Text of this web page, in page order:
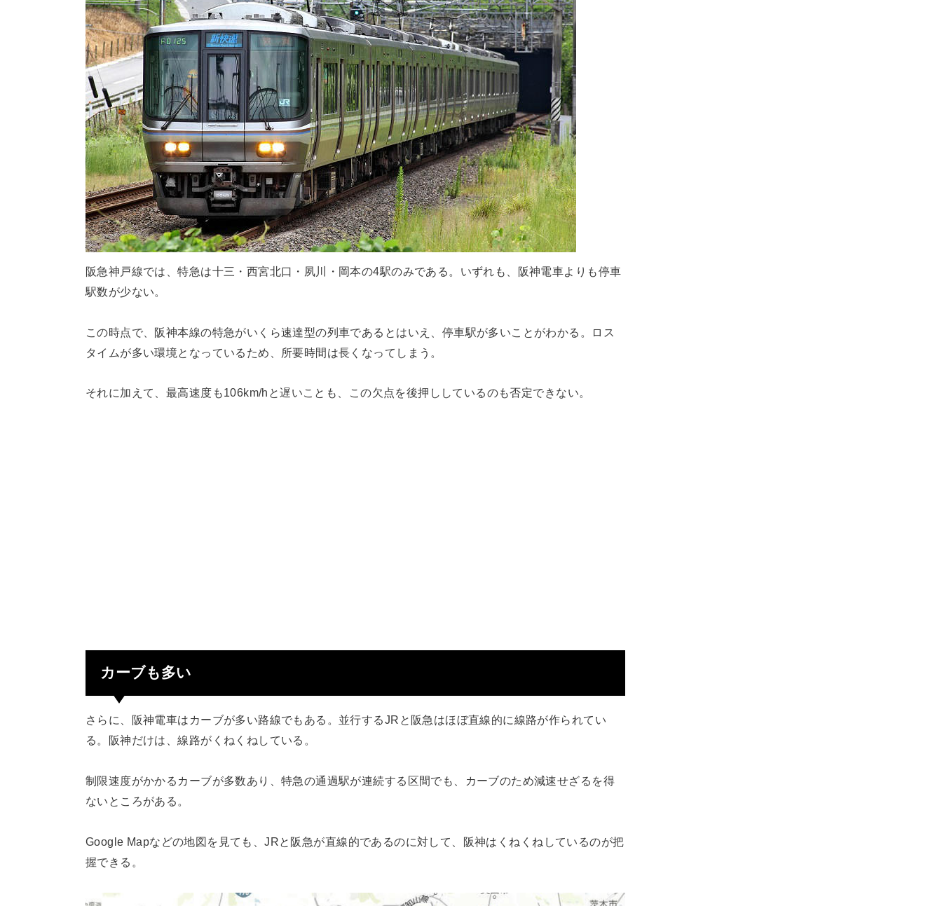
阪急神戸線では、特急は十三・西宮北口・夙川・岡本の4駅のみである。いずれも、阪神電車よりも停車
駅数が少ない。
この時点で、阪神本線の特急がいくら速達型の列車であるとはいえ、停車駅が多いことがわかる。ロス
タイムが多い環境となっているため、所要時間は長くなってしまう。
それに加えて、最高速度も106km/hと遅いことも、この欠点を後押ししているのも否定できない。
カーブも多い
さらに、阪神電車はカーブが多い路線でもある。並行するJRと阪急はほぼ直線的に線路が作られてい
る。阪神だけは、線路がくねくねしている。
制限速度がかかるカーブが多数あり、特急の通過駅が連続する区間でも、カーブのため減速せざるを得
ないところがある。
Google Mapなどの地図を見ても、JRと阪急が直線的であるのに対して、阪神はくねくねしているのが把
握できる。